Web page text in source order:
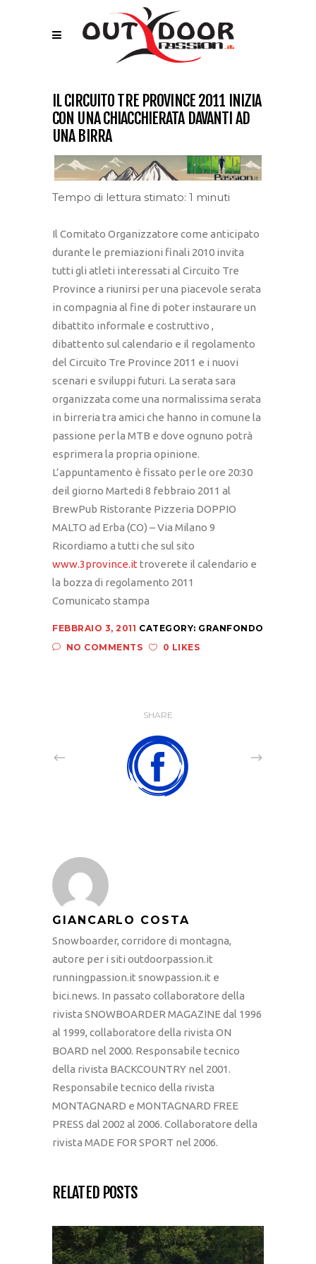
IL CIRCUITO TRE PROVINCE 2011 INIZIA
CON UNA CHIACCHIERATA DAVANTI AD
UNA BIRRA
Tempo di lettura stimato: 1 minuti
Il Comitato Organizzatore come anticipato
durante le premiazioni finali 2010 invita
tutti gli atleti interessati al Circuito Tre
Province a riunirsi per una piacevole serata
in compagnia al fine di poter instaurare un
dibattito informale e costruttivo ,
dibattento sul calendario e il regolamento
del Circuito Tre Province 2011 e i nuovi
scenari e sviluppi futuri. La serata sara
organizzata come una normalissima serata
in birreria tra amici che hanno in comune la
passione per la MTB e dove ognuno potrà
esprimera la propria opinione.
L’appuntamento è fissato per le ore 20:30
deil giorno Martedi 8 febbraio 2011 al
BrewPub Ristorante Pizzeria DOPPIO
MALTO ad Erba (CO) – Via Milano 9
Ricordiamo a tutti che sul sito
www.3province.it troverete il calendario e
la bozza di regolamento 2011
Comunicato stampa
FEBBRAIO 3, 2011 CATEGORY: GRANFONDO
NO COMMENTS
0 LIKES
SHARE
GIANCARLO COSTA
Snowboarder, corridore di montagna,
autore per i siti outdoorpassion.it
runningpassion.it snowpassion.it e
bici.news. In passato collaboratore della
rivista SNOWBOARDER MAGAZINE dal 1996
al 1999, collaboratore della rivista ON
BOARD nel 2000. Responsabile tecnico
della rivista BACKCOUNTRY nel 2001.
Responsabile tecnico della rivista
MONTAGNARD e MONTAGNARD FREE
PRESS dal 2002 al 2006. Collaboratore della
rivista MADE FOR SPORT nel 2006.
RELATED POSTS